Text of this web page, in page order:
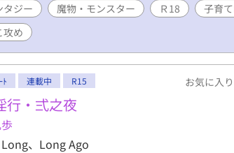
う、魔王長男(ヴィヴィの兄)をはじめと
もといノゾミは元の世界に帰れるのか？
メガとして強く逞しく生き抜いていけるの
で魔物たちから一斉に矢印を向けられる、
ースで書いていきます ※授乳シーン、特
タジー
魔物・モンスター Ｒ18 子育て
攻め
ﾄ 連載中 R15 お気に入
行・弍之夜
、Long Ago